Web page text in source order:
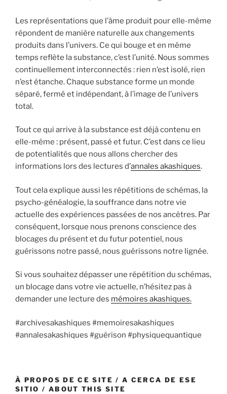
Les représentations que l’âme produit pour elle-même
répondent de manière naturelle aux changements
produits dans l’univers. Ce qui bouge et en même
temps reflète la substance, c’est l’unité. Nous sommes
continuellement interconnectés : rien n’est isolé, rien
n’est étanche. Chaque substance forme un monde
séparé, fermé et indépendant, à l’image de l’univers
total.
Tout ce qui arrive à la substance est déjà contenu en
elle-même : présent, passé et futur. C’est dans ce lieu
de potentialités que nous allons chercher des
informations lors des lectures d’annales akashiques.
Tout cela explique aussi les répétitions de schémas, la
psycho-généalogie, la souffrance dans notre vie
actuelle des expériences passées de nos ancêtres. Par
conséquent, lorsque nous prenons conscience des
blocages du présent et du futur potentiel, nous
guérissons notre passé, nous guérissons notre lignée.
Si vous souhaitez dépasser une répétition du schémas,
un blocage dans votre vie actuelle, n’hésitez pas à
demander une lecture des mémoires akashiques.
#archivesakashiques #memoiresakashiques
#annalesakashiques #guérison #physiquequantique
À PROPOS DE CE SITE / A CERCA DE ESE
SITIO / ABOUT THIS SITE